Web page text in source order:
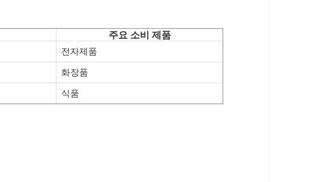
주요 소비 제품
전자제품
화장품
식품